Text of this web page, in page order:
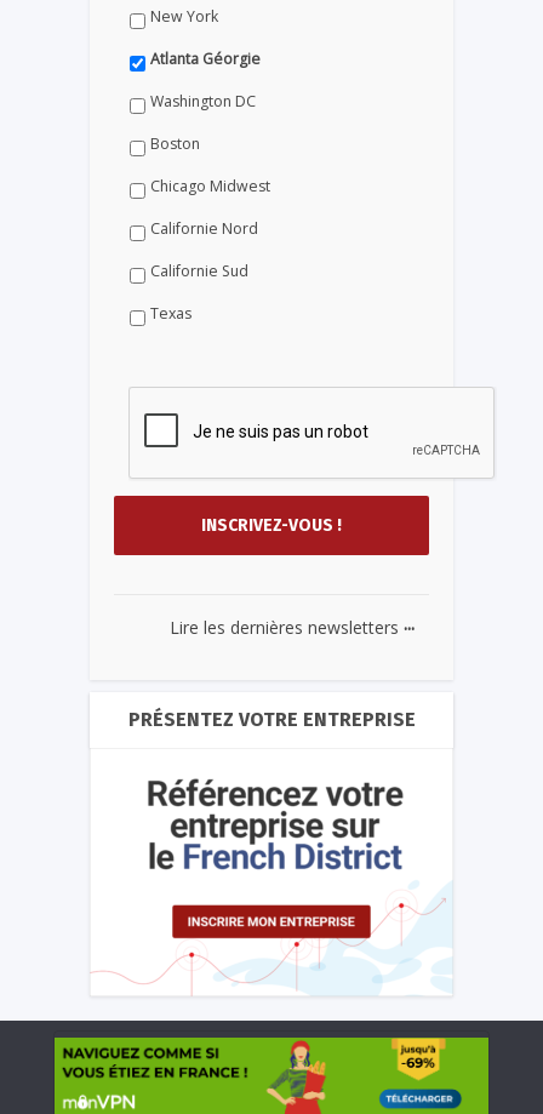
New York
Atlanta Géorgie
Washington DC
Boston
Chicago Midwest
Californie Nord
Californie Sud
Texas
Lire les dernières newsletters ...
PRÉSENTEZ VOTRE ENTREPRISE